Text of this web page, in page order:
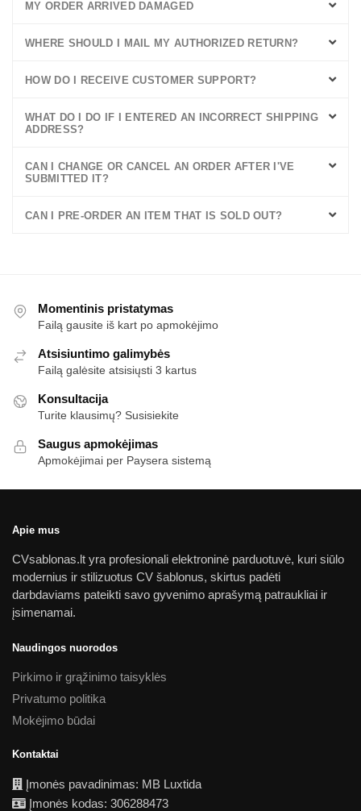
MY ORDER ARRIVED DAMAGED
WHERE SHOULD I MAIL MY AUTHORIZED RETURN?
HOW DO I RECEIVE CUSTOMER SUPPORT?
WHAT DO I DO IF I ENTERED AN INCORRECT SHIPPING
ADDRESS?
CAN I CHANGE OR CANCEL AN ORDER AFTER I'VE
SUBMITTED IT?
CAN I PRE-ORDER AN ITEM THAT IS SOLD OUT?
Momentinis pristatymas
Failą gausite iš kart po apmokėjimo
Atsisiuntimo galimybės
Failą galėsite atsisiųsti 3 kartus
Konsultacija
Turite klausimų? Susisiekite
Saugus apmokėjimas
Apmokėjimai per Paysera sistemą
Apie mus
CVsablonas.lt yra profesionali elektroninė parduotuvė, kuri siūlo
modernius ir stilizuotus CV šablonus, skirtus padėti
darbdaviams pateikti savo gyvenimo aprašymą patraukliai ir
įsimenamai.
Naudingos nuorodos
Pirkimo ir grąžinimo taisyklės
Privatumo politika
Mokėjimo būdai
Kontaktai
Įmonės pavadinimas: MB Luxtida
Įmonės kodas: 306288473